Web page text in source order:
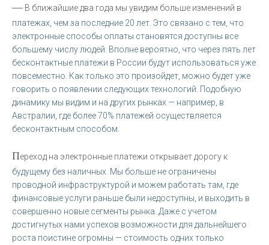
— В ближайшие два года мы увидим больше изменений в
платежах, чем за последние 20 лет. Это связано с тем, что
электронные способы оплаты становятся доступны все
большему числу людей. Вполне вероятно, что через пять лет
бесконтактные платежи в России будут использоваться уже
повсеместно. Как только это произойдет, можно будет уже
говорить о появлении следующих технологий. Подобную
динамику мы видим и на других рынках — например, в
Австралии, где более 70% платежей осуществляется
бесконтактным способом.
Переход на электронные платежи открывает дорогу к
будущему без наличных. Мы больше не ограничены
проводной инфраструктурой и можем работать там, где
финансовые услуги раньше были недоступны, и выходить в
совершенно новые сегменты рынка. Даже с учетом
достигнутых нами успехов возможности для дальнейшего
роста поистине огромны — стоимость одних только